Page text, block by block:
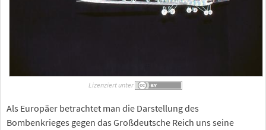
Lizenziert unter
Als Europäer betrachtet man die Darstellung des
Bombenkrieges gegen das Großdeutsche Reich uns seine